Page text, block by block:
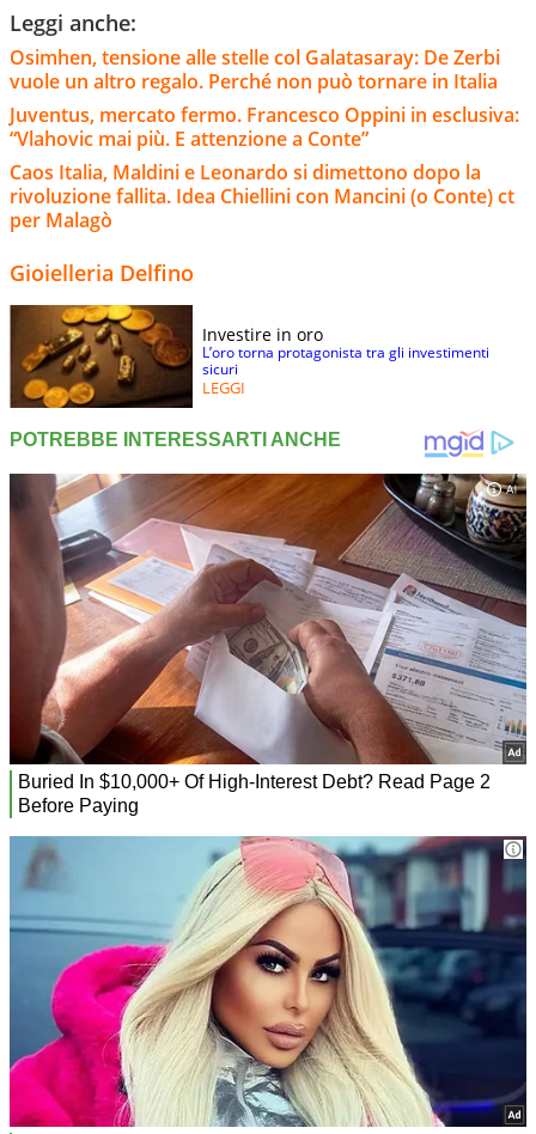
Leggi anche:
Osimhen, tensione alle stelle col Galatasaray: De Zerbi
vuole un altro regalo. Perché non può tornare in Italia
Juventus, mercato fermo. Francesco Oppini in esclusiva:
“Vlahovic mai più. E attenzione a Conte”
Caos Italia, Maldini e Leonardo si dimettono dopo la
rivoluzione fallita. Idea Chiellini con Mancini (o Conte) ct
per Malagò
Gioielleria Delfino
Investire in oro
L’oro torna protagonista tra gli investimenti
sicuri
LEGGI